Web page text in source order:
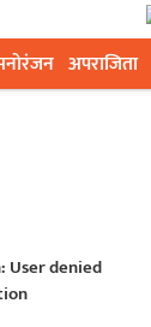
अपराजिता
User denied